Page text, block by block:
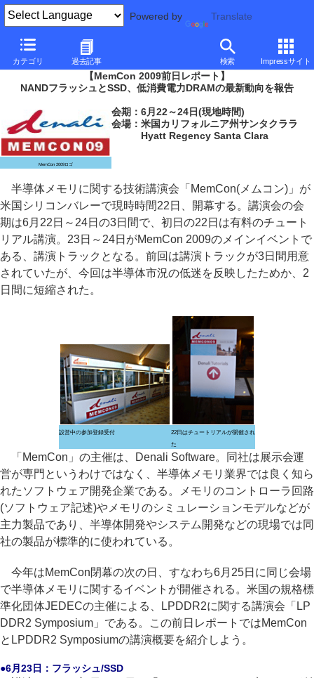
Powered by Translate
カテゴリ 過去記事 検索 Impressサイト
PC Watch イベント
MemCon 2009
【MemCon 2009前日レポート】
NANDフラッシュとSSD、低消費電力DRAMの最新動向を報告
MemCon 2009ロゴ
会期：6月22～24日(現地時間)
会場：米国カリフォルニア州サンタクララ
Hyatt Regency Santa Clara
半導体メモリに関する技術講演会「MemCon(メムコン)」が
米国シリコンバレーで現時時間22日、開幕する。講演会の会
期は6月22日～24日の3日間で、初日の22日は有料のチュート
リアル講演。23日～24日がMemCon 2009のメインイベントで
ある、講演トラックとなる。前回は講演トラックが3日間用意
されていたが、今回は半導体市況の低迷を反映したためか、2
日間に短縮された。
設営中の参加登録受付
22日はチュートリアルが開催され
た
「MemCon」の主催は、Denali Software。同社は展示会運
営が専門というわけではなく、半導体メモリ業界では良く知ら
れたソフトウェア開発企業である。メモリのコントローラ回路
(ソフトウェア記述)やメモリのシミュレーションモデルなどが
主力製品であり、半導体開発やシステム開発などの現場では同
社の製品が標準的に使われている。
今年はMemCon閉幕の次の日、すなわち6月25日に同じ会場
で半導体メモリに関するイベントが開催される。米国の規格標
準化団体JEDECの主催による、LPDDR2に関する講演会「LP
DDR2 Symposium」である。この前日レポートではMemCon
とLPDDR2 Symposiumの講演概要を紹介しよう。
●6月23日：フラッシュ/SSD